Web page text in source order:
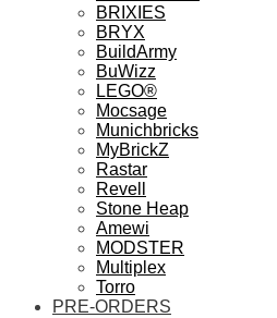
BRIXIES
BRYX
BuildArmy
BuWizz
LEGO®
Mocsage
Munichbricks
MyBrickZ
Rastar
Revell
Stone Heap
Amewi
MODSTER
Multiplex
Torro
PRE-ORDERS